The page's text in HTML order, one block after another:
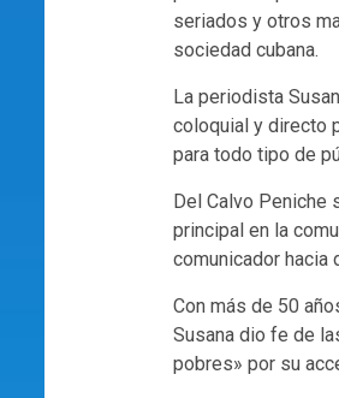
seriados y otros
sociedad cubana.
La periodista
coloquial y directo
para todo tipo de
Del Calvo Peniche
principal en la
comunicador hacia
Con más de 50
Susana dio fe de
pobres» por su